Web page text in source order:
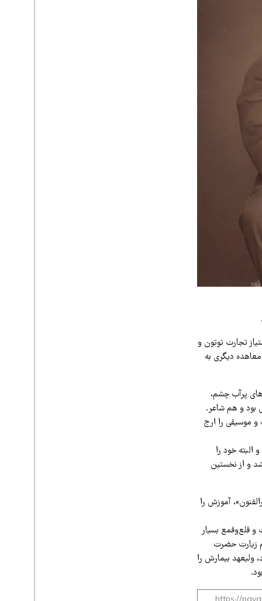
تجارت توتون و
دیگری به
پرآب چشم،
بود و هم شاعر.
موسیقی را ارج
خود را
و از نخستین
آموزش را
قلع‌وقمع بسیار
تن نمی‌داد. او که اگر در سیزدهم اردیبهشت ۱۲۷۵، هنگام زیارت حضرت
ولیعهد بیمارش را